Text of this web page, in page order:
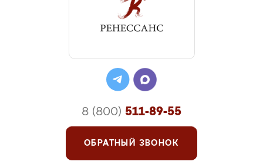
8 (800) 511-89-55
ОБРАТНЫЙ ЗВОНОК